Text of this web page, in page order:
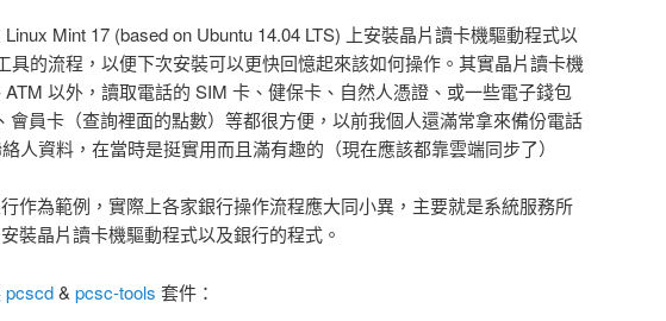
Mint 17 (based on Ubuntu 14.04 LTS) 上安裝晶片讀卡機驅動程式以
具的流程，以便下次安裝可以更快回憶起來該如何操作。其實晶片讀卡機
ATM 以外，讀取電話的 SIM 卡、健保卡、自然人憑證、或一些電子錢包
會員卡（查詢裡面的點數）等都很方便，以前我個人還滿常拿來備份電話
人資料，在當時是挺實用而且滿有趣的（現在應該都靠雲端同步了）
作為範例，實際上各家銀行操作流程應大同小異，主要就是系統服務所
裝晶片讀卡機驅動程式以及銀行的程式。
pcscd& pcsc-tools 套件：